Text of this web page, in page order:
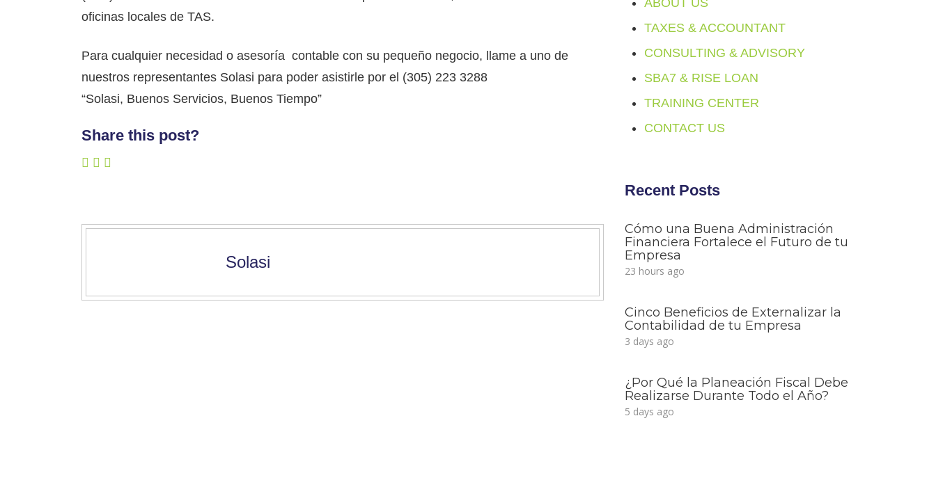
oficinas locales de TAS.
Para cualquier necesidad o asesoría contable con su pequeño negocio, llame a uno de
nuestros representantes Solasi para poder asistirle por el (305) 223 3288
“Solasi, Buenos Servicios, Buenos Tiempo”
Share this post?
Solasi
ABOUT US
TAXES & ACCOUNTANT
CONSULTING & ADVISORY
SBA7 & RISE LOAN
TRAINING CENTER
CONTACT US
Recent Posts
Cómo una Buena Administración
Financiera Fortalece el Futuro de tu
Empresa
23 hours ago
Cinco Beneficios de Externalizar la
Contabilidad de tu Empresa
3 days ago
¿Por Qué la Planeación Fiscal Debe
Realizarse Durante Todo el Año?
5 days ago